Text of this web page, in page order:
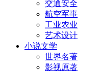
交通安全
航空军事
工业农业
艺术设计
小说文学
世界名著
影视原著